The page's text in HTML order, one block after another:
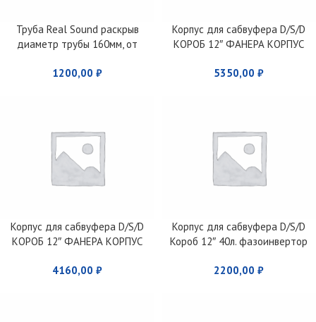
Труба Real Sоund раскрыв
диаметр трубы 160мм, от
1200,00 ₽
Корпус для сабвуфера D/S/D
КОРОБ 12″ ФАНЕРА КОРПУС
ФАЗОИНВЕРТОР 160 ММ , 65Л
5350,00 ₽
Корпус для сабвуфера D/S/D
КОРОБ 12″ ФАНЕРА КОРПУС
ФАЗОИНВЕРТОР 160 ММ , 65Л
4160,00 ₽
Корпус для сабвуфера D/S/D
Короб 12″ 40л. фазоинвертор
2200,00 ₽